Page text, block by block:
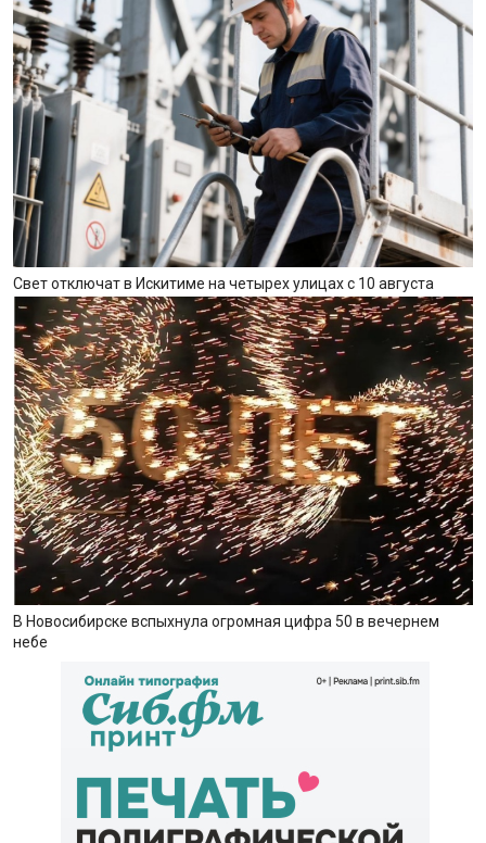
Свет отключат в Искитиме на четырех улицах с 10 августа
В Новосибирске вспыхнула огромная цифра 50 в вечернем
небе